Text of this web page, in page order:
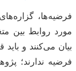
فرضیه‌ها،
مورد روابط بین
بیان می‌کنند و
فرضیه ندارند؛